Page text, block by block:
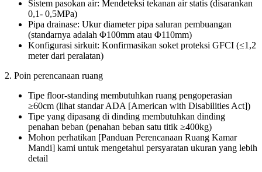
Sistem pasokan air: Mendeteksi tekanan air statis (disarankan
0,1- 0,5MPa)
Pipa drainase: Ukur diameter pipa saluran pembuangan
(standarnya adalah Φ100mm atau Φ110mm)
Konfigurasi sirkuit: Konfirmasikan soket proteksi GFCI (≤1,2
meter dari peralatan)
2. Poin perencanaan ruang
Tipe floor-standing membutuhkan ruang pengoperasian
≥60cm (lihat standar ADA [American with Disabilities Act])
Tipe yang dipasang di dinding membutuhkan dinding
penahan beban (penahan beban satu titik ≥400kg)
Mohon perhatikan [Panduan Perencanaan Ruang Kamar
Mandi] kami untuk mengetahui persyaratan ukuran yang lebih
detail